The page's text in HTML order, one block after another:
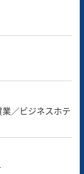
／ビジネスホテ